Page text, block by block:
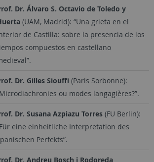
Dr. Álvaro S. Octavio de Toledo y
(UAM, Madrid): “Una grieta en el
de Castilla: sobre la presencia de los
compuestos en castellano
Dr. Gilles Siouffi (Paris Sorbonne):
ou modes langagières?”.
Dr. Susana Azpiazu Torres(FU Berlin):
eine einheitliche Interpretation des
Perfekts”.
Dr. Andreu Bosch i Rodoreda